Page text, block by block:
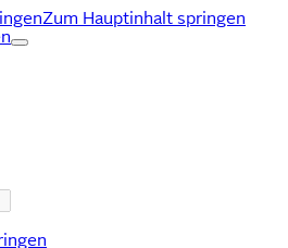
Zum Hauptinhalt springen